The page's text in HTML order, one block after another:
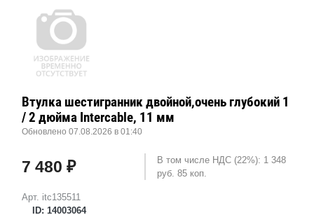
Арт. itc135511
ID: 14003064
Втулка шестигранник двойной,очень глубокий 1
/ 2 дюйма Intercable, 11 мм
Обновлено 07.08.2026 в 01:40
7 480 ₽
В том числе НДС (22%): 1 348
руб. 85 коп.